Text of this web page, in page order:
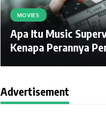
MOVIES
Apa Itu Music
Kenapa Perannya
Advertisement